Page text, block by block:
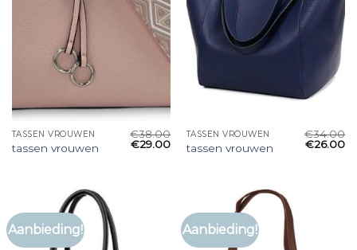
TASSEN VROUWEN
tassen vrouwen
€38.00
€29.00
TASSEN VROUWEN
tassen vrouwen
€34.00
€26.00
Aanbieding! Aanbieding!